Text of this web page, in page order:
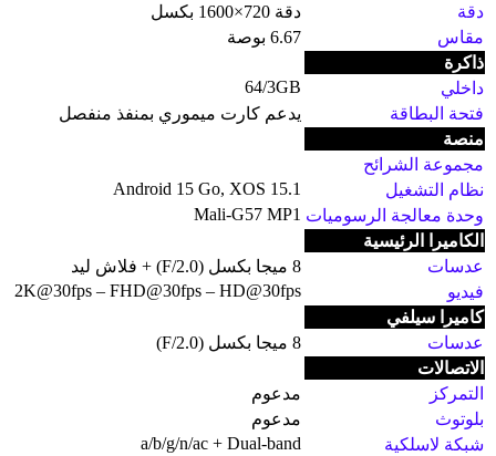
دقة
دقة 720×1600 بكسل
مقاس
6.67 بوصة
ذاكرة
داخلي
64/3GB
فتحة البطاقة
يدعم كارت ميموري بمنفذ منفصل
منصة
مجموعة الشرائح
نظام التشغيل
Android 15 Go, XOS 15.1
وحدة معالجة الرسوميات Mali-G57 MP1
الكاميرا الرئيسية
عدسات
8 ميجا بكسل (F/2.0) + فلاش ليد
فيديو
2K@30fps – FHD@30fps – HD@30fps
كاميرا سيلفي
عدسات
8 ميجا بكسل (F/2.0)
الاتصالات
التمركز
مدعوم
بلوتوث
مدعوم
شبكة لاسلكية
a/b/g/n/ac + Dual-band